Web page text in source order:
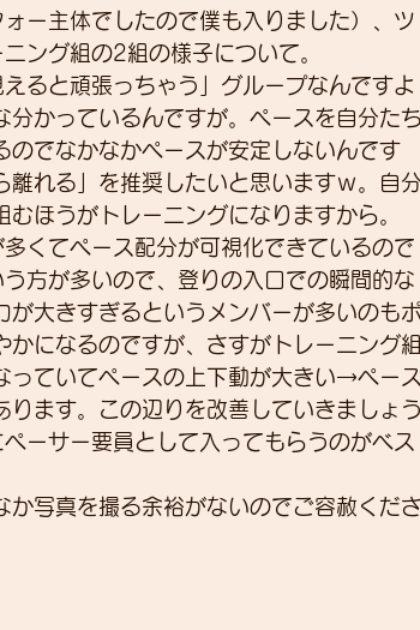
独り言 パワーメーター 動画
ー主体でしたので僕も入りました）、ツ
ング組の2組の様子について。
ると頑張っちゃう」グループなんですよ
かっているんですが。ペースを自分たち
でなかなかペースが安定しないんです
れる」を推奨したいと思いますｗ。自分
ほうがトレーニングになりますから。
くてペース配分が可視化できているので
方が多いので、登りの入口での瞬間的な
大きすぎるというメンバーが多いのもポ
になるのですが、さすがトレーニング組
っていてペースの上下動が大きい→ペース
ます。この辺りを改善していきましょう
ーサー要員として入ってもらうのがベス
写真を撮る余裕がないのでご容赦くださ